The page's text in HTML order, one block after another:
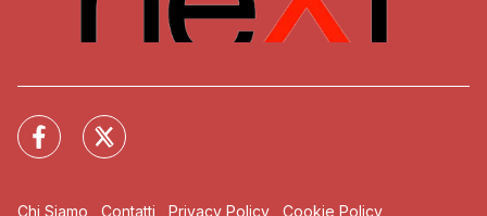
Chi Siamo Contatti Privacy Policy Cookie Policy